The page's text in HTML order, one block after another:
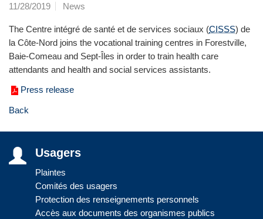
11/28/2019 News
The Centre intégré de santé et de services sociaux (CISSS) de
la Côte‑Nord joins the vocational training centres in Forestville,
Baie-Comeau and Sept-Îles in order to train health care
attendants and health and social services assistants.
Press release
Back
Usagers
Plaintes
Comités des usagers
Protection des renseignements personnels
Accès aux documents des organismes publics